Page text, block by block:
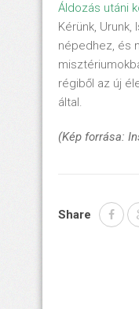
Áldozás utáni
Kérünk, Urunk,
népedhez, és
régiből az új
által.
(Kép forrása:
Share